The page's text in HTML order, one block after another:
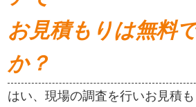
お見積もりは無料
か？
はい、現場の調査を行いお見積